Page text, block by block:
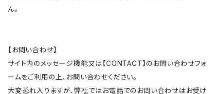
ん。
【お問い合わせ】
サイト内のメッセージ機能又は【CONTACT】のお問い合わせフォ
ームをご利用の上、お問い合わせください。
大変恐れ入りますが、弊社ではお電話でのお問い合わせはお受け